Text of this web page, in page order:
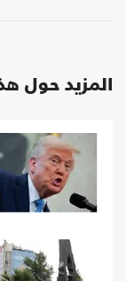
المزيد حول